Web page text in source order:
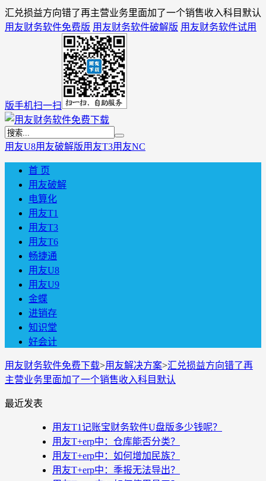
汇兑损益方向错了再主营业务里面加了一个销售收入科目默认
用友财务软件免费版 用友财务软件破解版 用友财务软件试用
版手机扫一扫
用友U8用友破解版用友T3用友NC
首 页
用友破解
电算化
用友T1
用友T3
用友T6
畅捷通
用友U8
用友U9
金蝶
进销存
知识堂
好会计
用友财务软件免费下载>用友解决方案>汇兑损益方向错了再
主营业务里面加了一个销售收入科目默认
最近发表
用友T1记账宝财务软件U盘版多少钱呢？
用友T+erp中：仓库能否分类？
用友T+erp中：如何增加民族？
用友T+erp中：季报无法导出？